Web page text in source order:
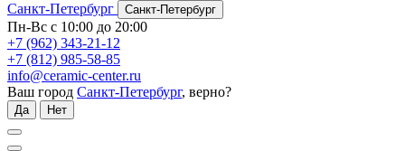
Санкт-Петербург
Санкт-Петербург
Пн-Вс с 10:00 до 20:00
+7 (962) 343-21-12
+7 (812) 985-58-85
info@ceramic-center.ru
Ваш город Санкт-Петербург, верно?
Да Нет